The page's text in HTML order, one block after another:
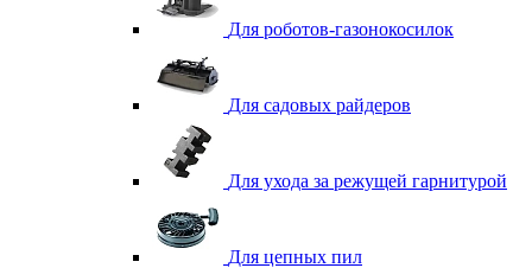
Для роботов-газонокосилок
Для садовых райдеров
Для ухода за режущей гарнитурой
Для цепных пил